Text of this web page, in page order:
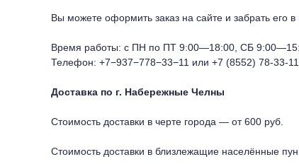
Вы можете оформить заказ на сайте и забрать его
Время работы: с ПН по ПТ 9:00—18:00, СБ
Телефон: +7−937−778−33−11 или +7 (8552) 78-33-11
Доставка по г. Набережные Челны
Стоимость доставки в черте города — от 600 руб.
Стоимость доставки в близлежащие населённые